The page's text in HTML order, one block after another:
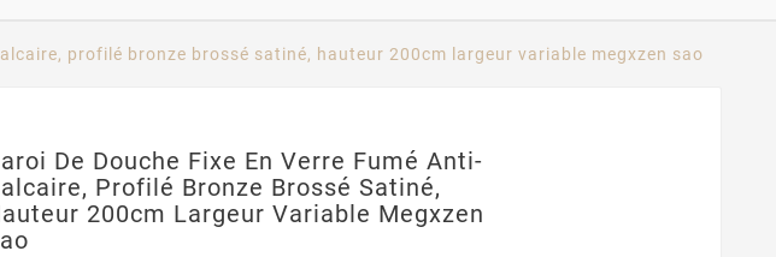
profilé bronze brossé satiné, hauteur 200cm largeur variable megxzen sao
De Douche Fixe En Verre Fumé Anti-
Profilé Bronze Brossé Satiné,
200cm Largeur Variable Megxzen